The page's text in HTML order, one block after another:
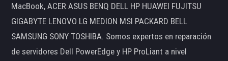
MacBook, ACER ASUS BENQ DELL HP HUAWEI FUJITSU
GIGABYTE LENOVO LG MEDION MSI PACKARD BELL
SAMSUNG SONY TOSHIBA. Somos expertos en reparación
de servidores Dell PowerEdge y HP ProLiant a nivel